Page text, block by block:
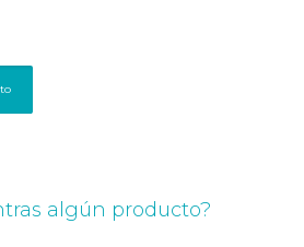
algún producto?